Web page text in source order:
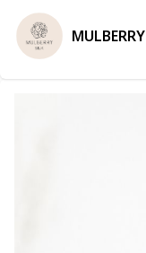
MULBERRY